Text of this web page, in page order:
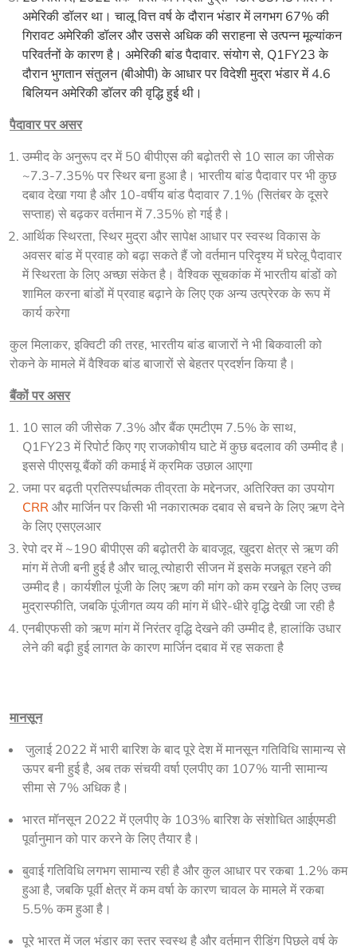
अमेरिकी डॉलर था। चालू वित्त वर्ष के दौरान भंडार में लगभग 67% की
गिरावट अमेरिकी डॉलर और उससे अधिक की सराहना से उत्पन्न मूल्यांकन
परिवर्तनों के कारण है। अमेरिकी बांड पैदावार. संयोग से, Q1FY23 के
दौरान भुगतान संतुलन (बीओपी) के आधार पर विदेशी मुद्रा भंडार में 4.6
बिलियन अमेरिकी डॉलर की वृद्धि हुई थी।
पैदावार पर असर
उम्मीद के अनुरूप दर में 50 बीपीएस की बढ़ोतरी से 10 साल का जीसेक
~7.3-7.35% पर स्थिर बना हुआ है। भारतीय बांड पैदावार पर भी कुछ
दबाव देखा गया है और 10-वर्षीय बांड पैदावार 7.1% (सितंबर के दूसरे
सप्ताह) से बढ़कर वर्तमान में 7.35% हो गई है।
आर्थिक स्थिरता, स्थिर मुद्रा और सापेक्ष आधार पर स्वस्थ विकास के
अवसर बांड में प्रवाह को बढ़ा सकते हैं जो वर्तमान परिदृश्य में घरेलू पैदावार
में स्थिरता के लिए अच्छा संकेत है। वैश्विक सूचकांक में भारतीय बांडों को
शामिल करना बांडों में प्रवाह बढ़ाने के लिए एक अन्य उत्प्रेरक के रूप में
कार्य करेगा
कुल मिलाकर, इक्विटी की तरह, भारतीय बांड बाजारों ने भी बिकवाली को
रोकने के मामले में वैश्विक बांड बाजारों से बेहतर प्रदर्शन किया है।
बैंकों पर असर
10 साल की जीसेक 7.3% और बैंक एमटीएम 7.5% के साथ,
Q1FY23 में रिपोर्ट किए गए राजकोषीय घाटे में कुछ बदलाव की उम्मीद है।
इससे पीएसयू बैंकों की कमाई में क्रमिक उछाल आएगा
जमा पर बढ़ती प्रतिस्पर्धात्मक तीव्रता के मद्देनजर, अतिरिक्त का उपयोग
CRR और मार्जिन पर किसी भी नकारात्मक दबाव से बचने के लिए ऋण देने
के लिए एसएलआर
रेपो दर में ~190 बीपीएस की बढ़ोतरी के बावजूद, खुदरा क्षेत्र से ऋण की
मांग में तेजी बनी हुई है और चालू त्योहारी सीजन में इसके मजबूत रहने की
उम्मीद है। कार्यशील पूंजी के लिए ऋण की मांग को कम रखने के लिए उच्च
मुद्रास्फीति, जबकि पूंजीगत व्यय की मांग में धीरे-धीरे वृद्धि देखी जा रही है
एनबीएफसी को ऋण मांग में निरंतर वृद्धि देखने की उम्मीद है, हालांकि उधार
लेने की बढ़ी हुई लागत के कारण मार्जिन दबाव में रह सकता है
मानसून
जुलाई 2022 में भारी बारिश के बाद पूरे देश में मानसून गतिविधि सामान्य से
ऊपर बनी हुई है, अब तक संचयी वर्षा एलपीए का 107% यानी सामान्य
सीमा से 7% अधिक है।
भारत मॉनसून 2022 में एलपीए के 103% बारिश के संशोधित आईएमडी
पूर्वानुमान को पार करने के लिए तैयार है।
बुवाई गतिविधि लगभग सामान्य रही है और कुल आधार पर रकबा 1.2% कम
हुआ है, जबकि पूर्वी क्षेत्र में कम वर्षा के कारण चावल के मामले में रकबा
5.5% कम हुआ है।
पूरे भारत में जल भंडार का स्तर स्वस्थ है और वर्तमान रीडिंग पिछले वर्ष के